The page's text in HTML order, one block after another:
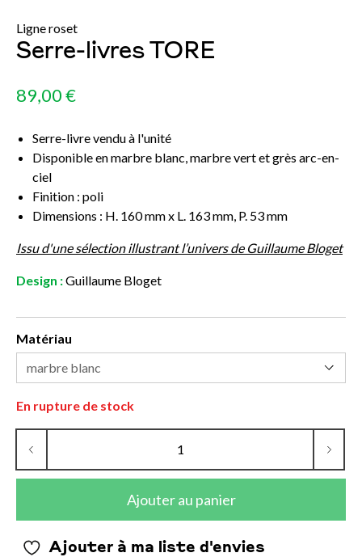
Ligne roset
Serre-livres TORE
89,00 €
Serre-livre vendu à l'unité
Disponible en marbre blanc, marbre vert et grès arc-en-
ciel
Finition : poli
Dimensions : H. 160 mm x L. 163 mm, P. 53 mm
Issu d'une sélection illustrant l’univers de Guillaume Bloget
Design :Guillaume Bloget
Matériau
En rupture de stock
Ajouter au panier
Ajouter à ma liste d'envies